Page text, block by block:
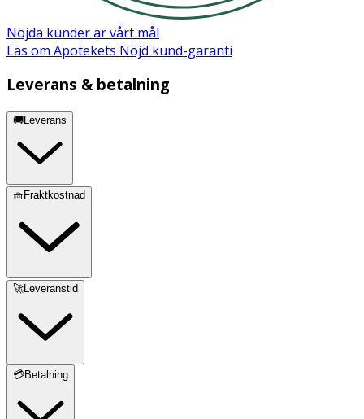
Nöjda kunder är vårt mål
Läs om Apotekets Nöjd kund-garanti
Leverans & betalning
🚚Leverans
🧺Fraktkostnad
🚀Leveranstid
💳Betalning